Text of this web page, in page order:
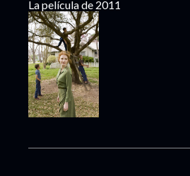
La película de 2011